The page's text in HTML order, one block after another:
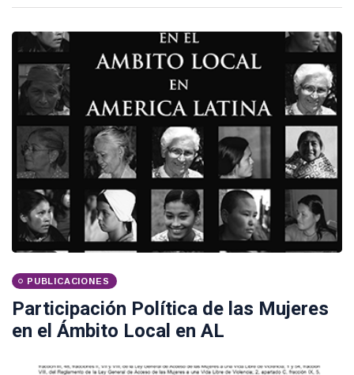
PUBLICACIONES
Participación Política de las Mujeres
en el Ámbito Local en AL